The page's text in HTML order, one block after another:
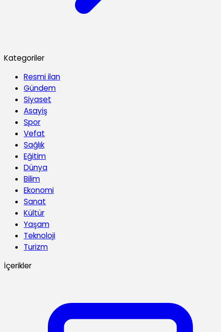
Kategoriler
Resmi ilan
Gündem
Siyaset
Asayiş
Spor
Vefat
Sağlık
Eğitim
Dünya
Bilim
Ekonomi
Sanat
Kültür
Yaşam
Teknoloji
Turizm
İçerikler